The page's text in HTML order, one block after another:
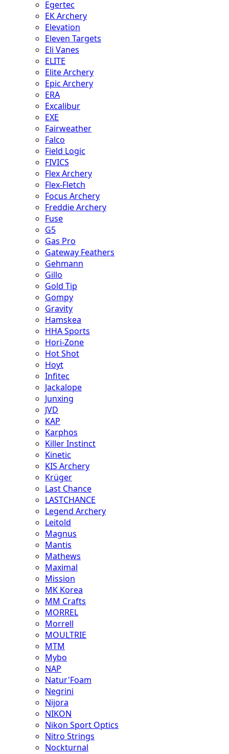
Egertec
EK Archery
Elevation
Eleven Targets
Eli Vanes
ELITE
Elite Archery
Epic Archery
ERA
Excalibur
EXE
Fairweather
Falco
Field Logic
FIVICS
Flex Archery
Flex-Fletch
Focus Archery
Freddie Archery
Fuse
G5
Gas Pro
Gateway Feathers
Gehmann
Gillo
Gold Tip
Gompy
Gravity
Hamskea
HHA Sports
Hori-Zone
Hot Shot
Hoyt
Infitec
Jackalope
Junxing
JVD
KAP
Karphos
Killer Instinct
Kinetic
KIS Archery
Krüger
Last Chance
LASTCHANCE
Legend Archery
Leitold
Magnus
Mantis
Mathews
Maximal
Mission
MK Korea
MM Crafts
MORREL
Morrell
MOULTRIE
MTM
Mybo
NAP
Natur'Foam
Negrini
Nijora
NIKON
Nikon Sport Optics
Nitro Strings
Nockturnal